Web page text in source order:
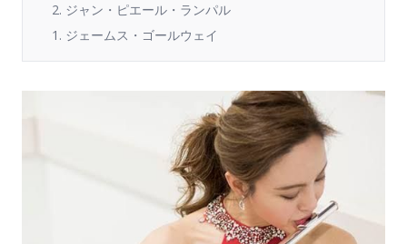
2. ジャン・ピエール・ランパル
1. ジェームス・ゴールウェイ